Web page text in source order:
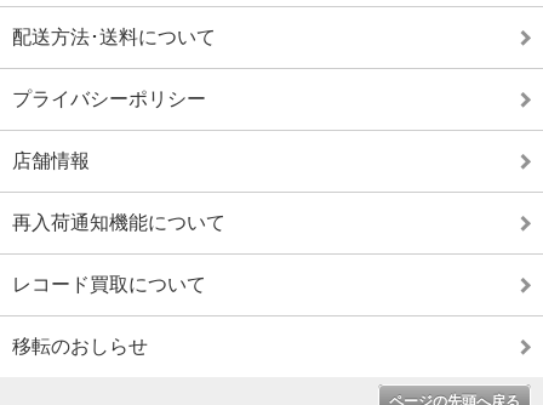
配送方法･送料について
プライバシーポリシー
店舗情報
再入荷通知機能について
レコード買取について
移転のおしらせ
ページの先頭へ戻る